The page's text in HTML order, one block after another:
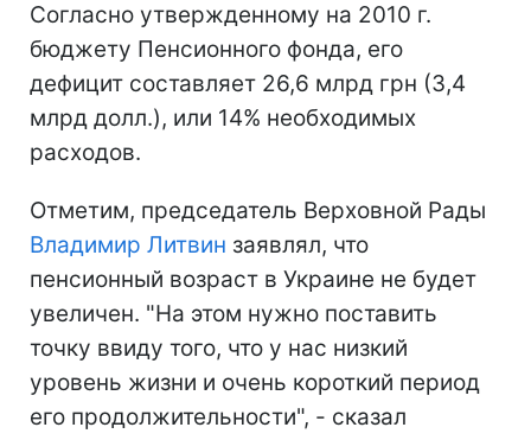
Согласно утвержденному на 2010 г.
бюджету Пенсионного фонда, его
дефицит составляет 26,6 млрд грн (3,4
млрд долл.), или 14% необходимых
расходов.
Отметим, председатель Верховной Рады
Владимир Литвин заявлял, что
пенсионный возраст в Украине не будет
увеличен. "На этом нужно поставить
точку ввиду того, что у нас низкий
уровень жизни и очень короткий период
его продолжительности", - сказал